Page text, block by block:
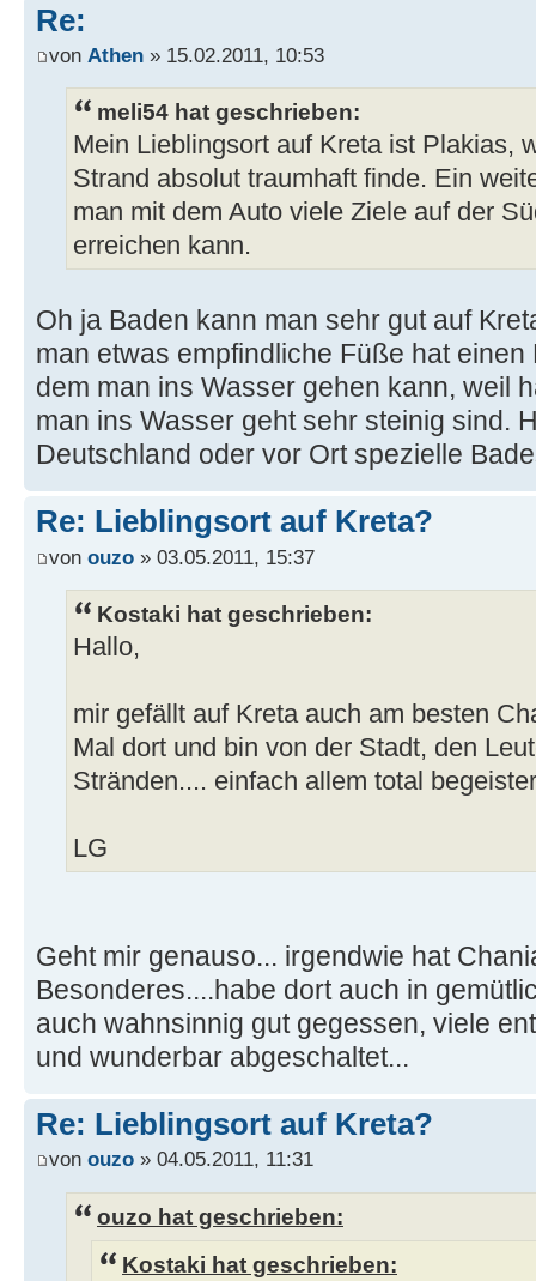
Re:
von Athen » 15.02.2011, 10:53
meli54 hat geschrieben:
Mein Lieblingsort auf Kreta ist Plakias,
Strand absolut traumhaft finde. Ein
man mit dem Auto viele Ziele auf der
erreichen kann.
Oh ja Baden kann man sehr gut auf
man etwas empfindliche Füße hat
dem man ins Wasser gehen kann, weil
man ins Wasser geht sehr steinig sind.
Deutschland oder vor Ort spezielle
Re: Lieblingsort auf Kreta?
von ouzo » 03.05.2011, 15:37
Kostaki hat geschrieben:
Hallo,
mir gefällt auf Kreta auch am besten
Mal dort und bin von der Stadt, den
Stränden.... einfach allem total
LG
Geht mir genauso... irgendwie hat
Besonderes....habe dort auch in
auch wahnsinnig gut gegessen, viele
und wunderbar abgeschaltet...
Re: Lieblingsort auf Kreta?
von ouzo » 04.05.2011, 11:31
ouzo hat geschrieben:
Kostaki hat geschrieben: